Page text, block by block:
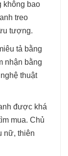
không bao
treo
tượng.
tả bằng
nhận bằng
thuật
được khá
mua. Chủ
nữ, thiên